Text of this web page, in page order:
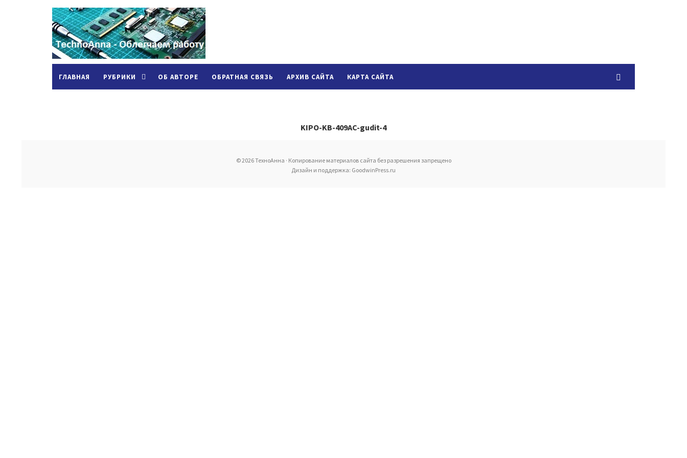
ГЛАВНАЯ РУБРИКИ ОБ АВТОРЕ ОБРАТНАЯ СВЯЗЬ АРХИВ САЙТА КАРТА САЙТА
KIPO-KB-409AC-gudit-4
© 2026 ТехноАнна · Копирование материалов сайта без разрешения запрещено
Дизайн и поддержка: GoodwinPress.ru